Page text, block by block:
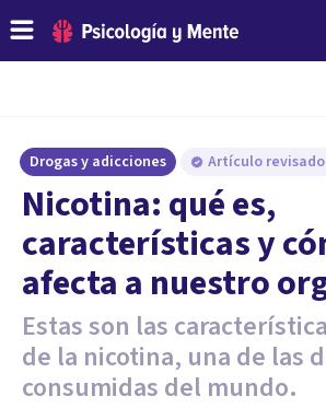
Drogas y adicciones Artículo revisado
Nicotina: qué es,
características y
afecta a nuestro
Estas son las
de la nicotina, una de las
consumidas del mundo.